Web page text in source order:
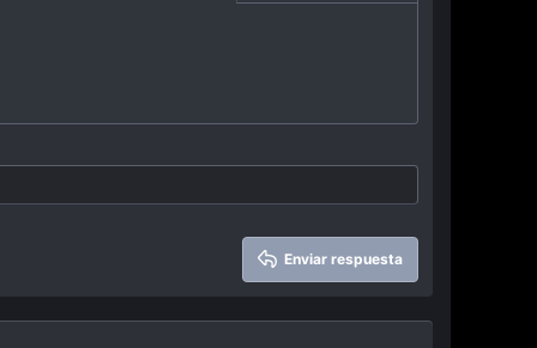
Enviar respuesta